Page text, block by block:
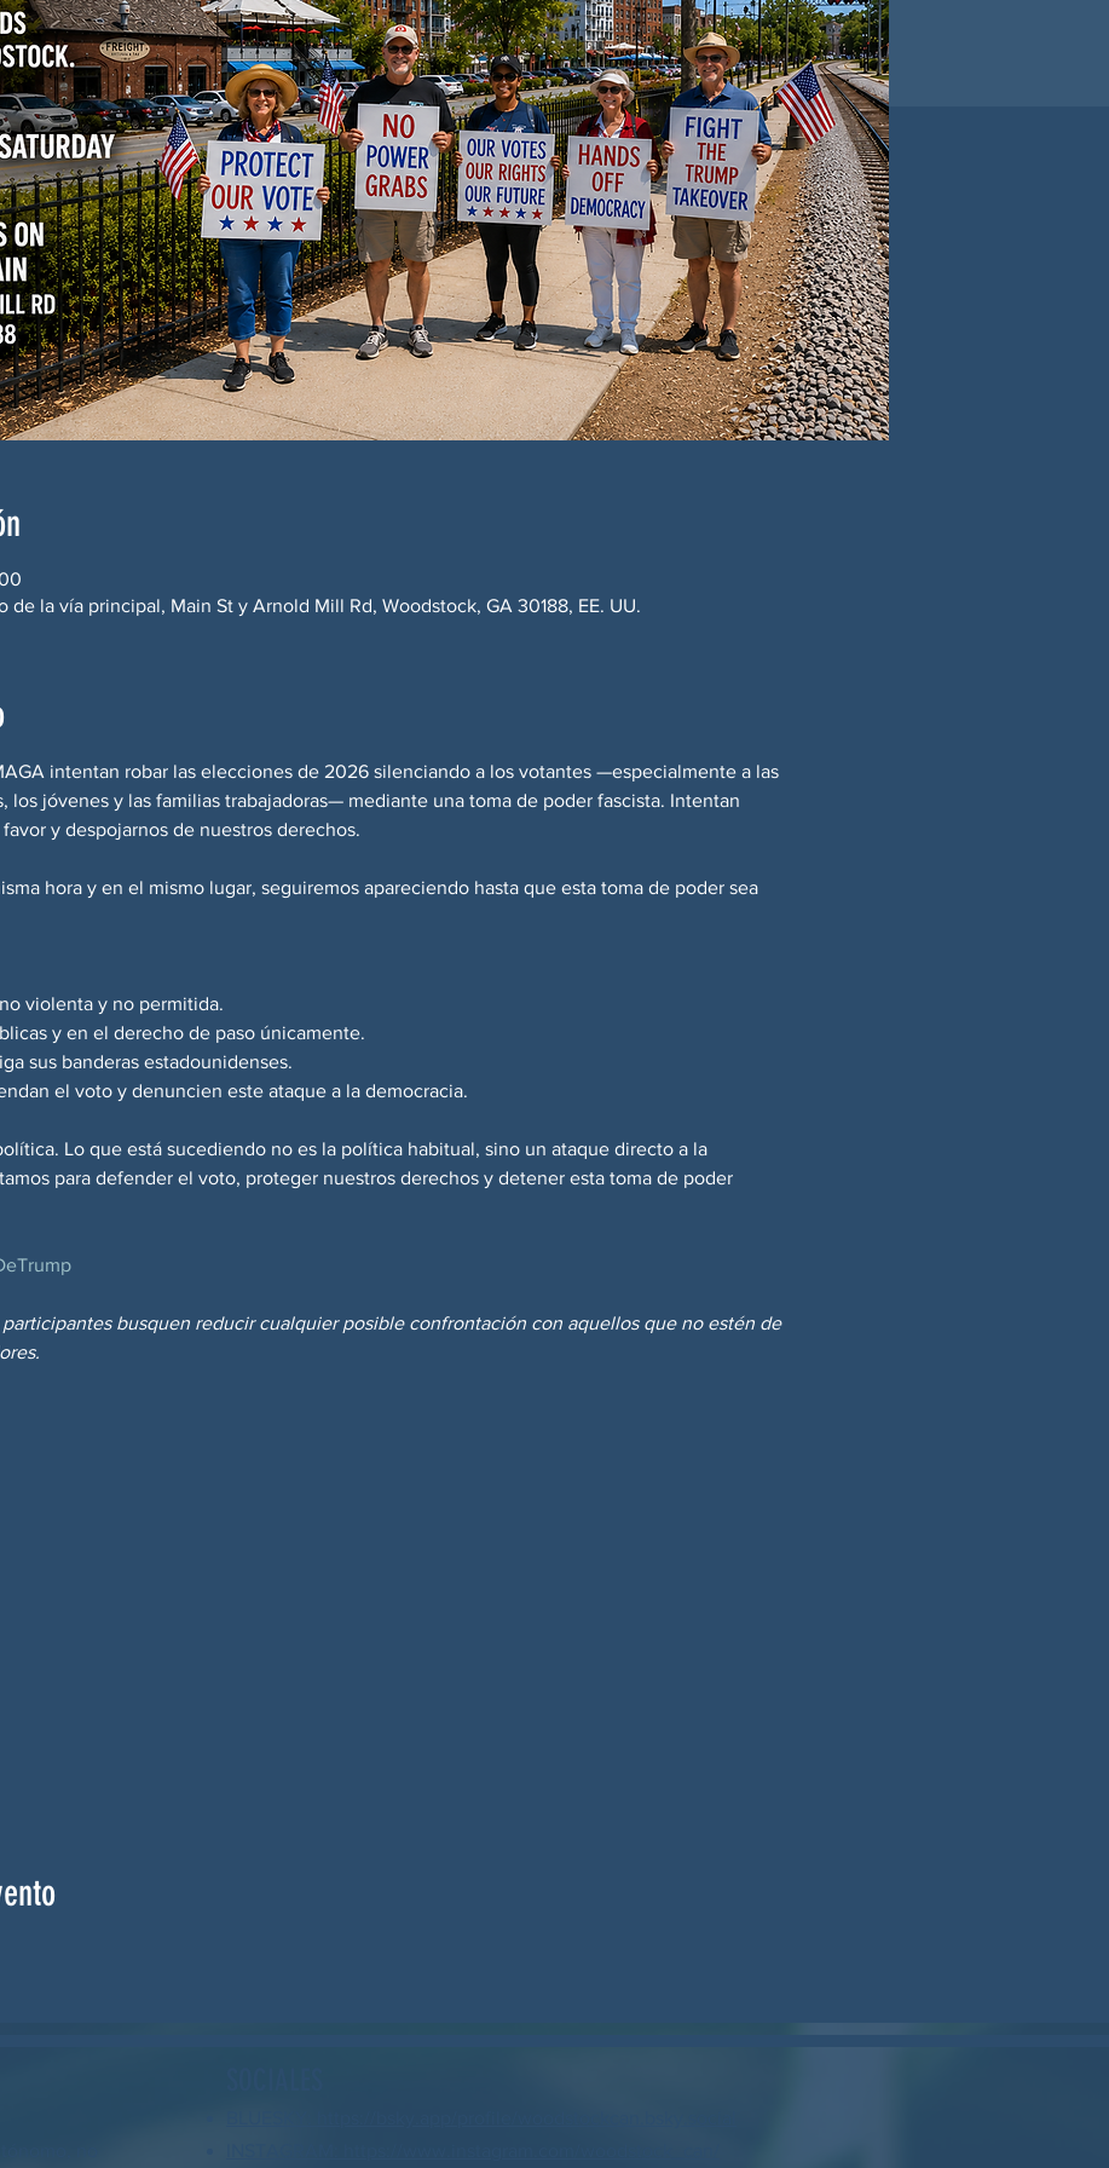
de la vía principal, Main St y Arnold Mill Rd, Woodstock, GA 30188, EE. UU.
intentan robar las elecciones de 2026 silenciando a los votantes —especialmente a las
los jóvenes y las familias trabajadoras— mediante una toma de poder fascista. Intentan
y despojarnos de nuestros derechos.
hora y en el mismo lugar, seguiremos apareciendo hasta que esta toma de poder sea
violenta y no permitida.
y en el derecho de paso únicamente.
sus banderas estadounidenses.
el voto y denuncien este ataque a la democracia.
Lo que está sucediendo no es la política habitual, sino un ataque directo a la
para defender el voto, proteger nuestros derechos y detener esta toma de poder
participantes busquen reducir cualquier posible confrontación con aquellos que no estén de